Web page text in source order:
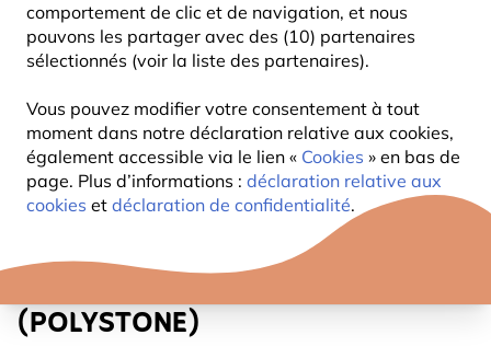
comportement de clic et de navigation, et nous
pouvons les partager avec des (10) partenaires
sélectionnés (voir la liste des partenaires).
Vous pouvez modifier votre consentement à tout
moment dans notre déclaration relative aux cookies,
également accessible via le lien « Cookies » en bas de
page. Plus d’informations : déclaration relative aux
cookies et déclaration de confidentialité.
COCHON D'INDE STYLE 3
(POLYSTONE)